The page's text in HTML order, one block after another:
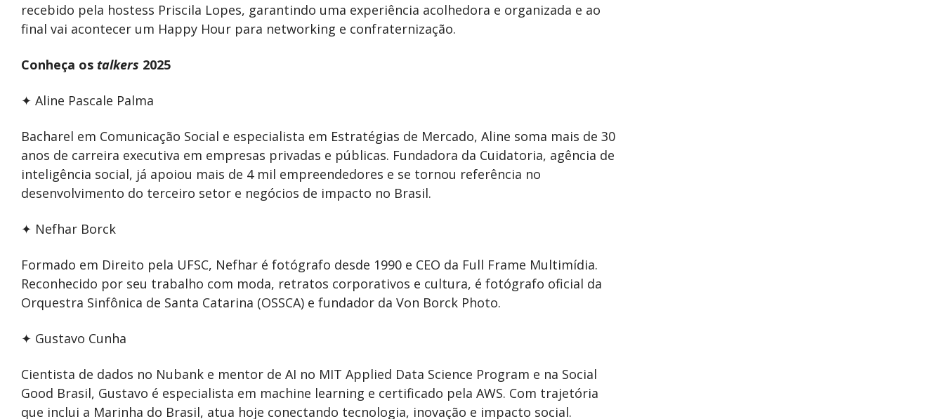
recebido pela hostess Priscila Lopes, garantindo uma experiência acolhedora e organizada e ao
final vai acontecer um Happy Hour para networking e confraternização.
Conheça os talkers 2025
✦ Aline Pascale Palma
Bacharel em Comunicação Social e especialista em Estratégias de Mercado, Aline soma mais de 30
anos de carreira executiva em empresas privadas e públicas. Fundadora da Cuidatoria, agência de
inteligência social, já apoiou mais de 4 mil empreendedores e se tornou referência no
desenvolvimento do terceiro setor e negócios de impacto no Brasil.
✦ Nefhar Borck
Formado em Direito pela UFSC, Nefhar é fotógrafo desde 1990 e CEO da Full Frame Multimídia.
Reconhecido por seu trabalho com moda, retratos corporativos e cultura, é fotógrafo oficial da
Orquestra Sinfônica de Santa Catarina (OSSCA) e fundador da Von Borck Photo.
✦ Gustavo Cunha
Cientista de dados no Nubank e mentor de AI no MIT Applied Data Science Program e na Social
Good Brasil, Gustavo é especialista em machine learning e certificado pela AWS. Com trajetória
que inclui a Marinha do Brasil, atua hoje conectando tecnologia, inovação e impacto social.